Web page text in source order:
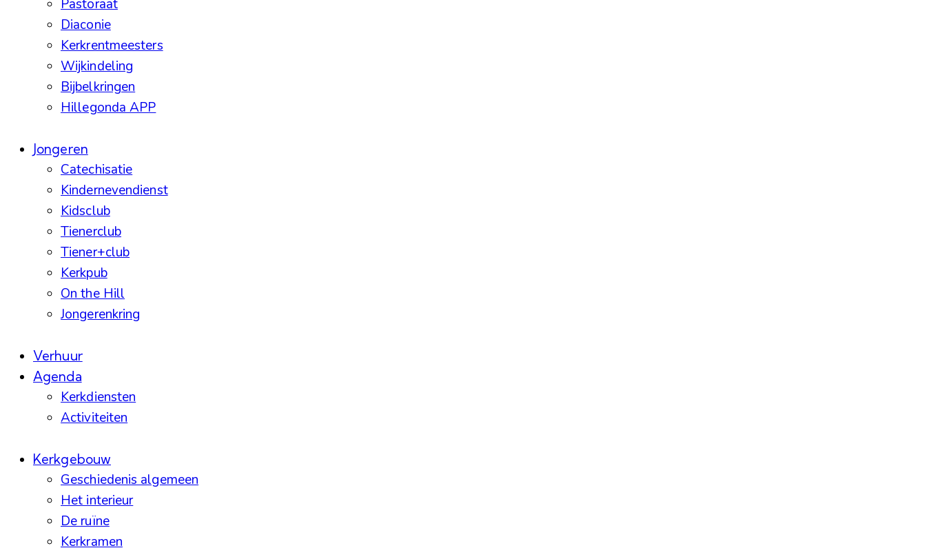
Pastoraat
Diaconie
Kerkrentmeesters
Wijkindeling
Bijbelkringen
Hillegonda APP
Jongeren
Catechisatie
Kindernevendienst
Kidsclub
Tienerclub
Tiener+club
Kerkpub
On the Hill
Jongerenkring
Verhuur
Agenda
Kerkdiensten
Activiteiten
Kerkgebouw
Geschiedenis algemeen
Het interieur
De ruïne
Kerkramen